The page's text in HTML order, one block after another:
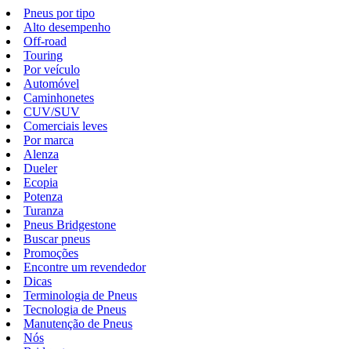
Pneus por tipo
Alto desempenho
Off-road
Touring
Por veículo
Automóvel
Caminhonetes
CUV/SUV
Comerciais leves
Por marca
Alenza
Dueler
Ecopia
Potenza
Turanza
Pneus Bridgestone
Buscar pneus
Promoções
Encontre um revendedor
Dicas
Terminologia de Pneus
Tecnologia de Pneus
Manutenção de Pneus
Nós